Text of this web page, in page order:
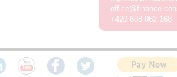
office@finance-
+420 608 062 168